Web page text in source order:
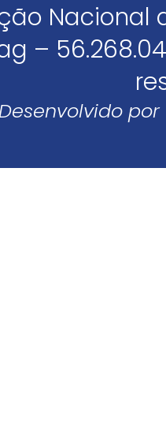
Nacional
–
por